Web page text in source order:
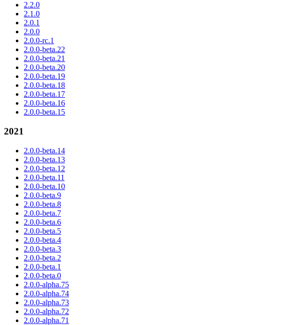
2.2.0
2.1.0
2.0.1
2.0.0
2.0.0-rc.1
2.0.0-beta.22
2.0.0-beta.21
2.0.0-beta.20
2.0.0-beta.19
2.0.0-beta.18
2.0.0-beta.17
2.0.0-beta.16
2.0.0-beta.15
2021
2.0.0-beta.14
2.0.0-beta.13
2.0.0-beta.12
2.0.0-beta.11
2.0.0-beta.10
2.0.0-beta.9
2.0.0-beta.8
2.0.0-beta.7
2.0.0-beta.6
2.0.0-beta.5
2.0.0-beta.4
2.0.0-beta.3
2.0.0-beta.2
2.0.0-beta.1
2.0.0-beta.0
2.0.0-alpha.75
2.0.0-alpha.74
2.0.0-alpha.73
2.0.0-alpha.72
2.0.0-alpha.71